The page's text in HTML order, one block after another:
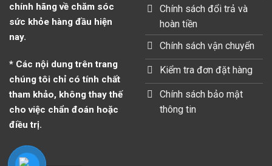
chính hãng về chăm sóc
sức khỏe hàng đầu hiện
nay.
* Các nội dung trên trang
chúng tôi chỉ có tính chất
tham khảo, không thay thế
cho việc chẩn đoán hoặc
điều trị.
Chính sách đổi trả và
hoàn tiền
Chính sách vận chuyển
Kiểm tra đơn đặt hàng
Chính sách bảo mật
thông tin